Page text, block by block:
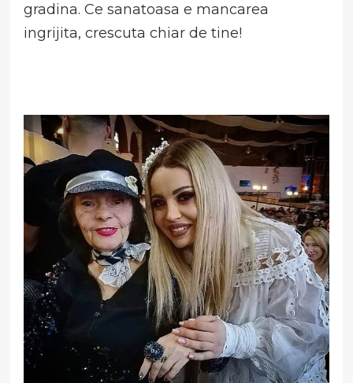
gradina. Ce sanatoasa e mancarea
ingrijita, crescuta chiar de tine!